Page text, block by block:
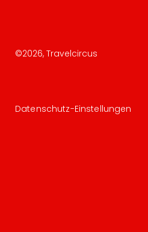
©2026, Travelcircus
Datenschutz-Einstellungen